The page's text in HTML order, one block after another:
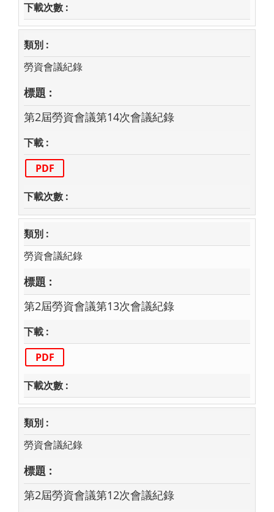
勞資會議紀錄
第2屆勞資會議第14次會議紀錄
PDF
勞資會議紀錄
第2屆勞資會議第13次會議紀錄
PDF
勞資會議紀錄
第2屆勞資會議第12次會議紀錄